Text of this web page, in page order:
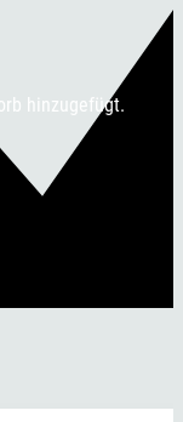
hinzugefügt.